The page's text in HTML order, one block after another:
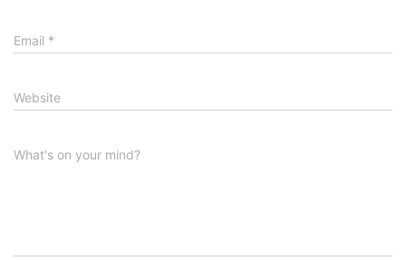
Email *
Website
What's on your mind?